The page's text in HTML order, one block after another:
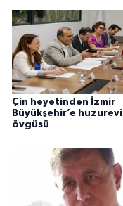
Çin heyetinden İzmir
Büyükşehir’e huzurevi
övgüsü